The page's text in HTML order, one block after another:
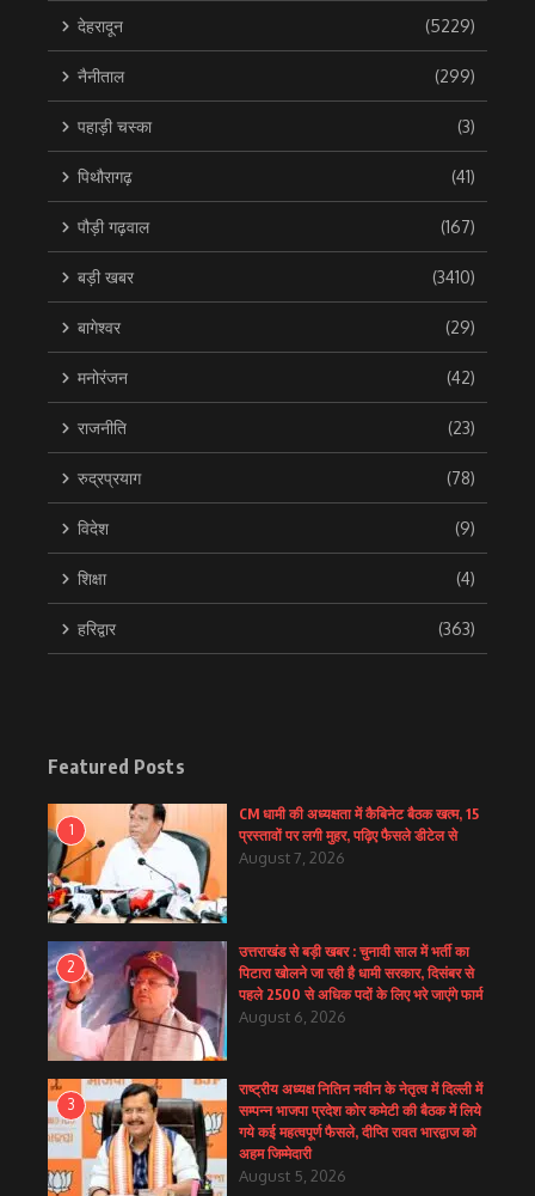
देहरादून (5229)
नैनीताल (299)
पहाड़ी चस्का (3)
पिथौरागढ़ (41)
पौड़ी गढ़वाल (167)
बड़ी खबर (3410)
बागेश्वर (29)
मनोरंजन (42)
राजनीति (23)
रुद्रप्रयाग (78)
विदेश (9)
शिक्षा (4)
हरिद्वार (363)
Featured Posts
1
CM धामी की अध्यक्षता में कैबिनेट बैठक खत्म, 15
प्रस्तावों पर लगी मुहर, पढ़िए फैसले डीटेल से
August 7, 2026
2
उत्तराखंड से बड़ी खबर : चुनावी साल में भर्ती का
पिटारा खोलने जा रही है धामी सरकार, दिसंबर से
पहले 2500 से अधिक पदों के लिए भरे जाएंगे फार्म
August 6, 2026
3
राष्ट्रीय अध्यक्ष नितिन नवीन के नेतृत्व में दिल्ली में
सम्पन्न भाजपा प्रदेश कोर कमेटी की बैठक में लिये
गये कई महत्वपूर्ण फैसले, दीप्ति रावत भारद्वाज को
अहम जिम्मेदारी
August 5, 2026